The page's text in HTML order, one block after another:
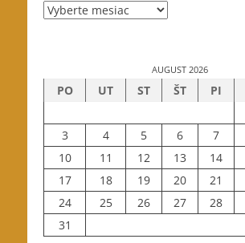
Archív
AUGUST 2026
PO UT ST ŠT PI
3
4 5 6 7
10
11 12 13 14
17
18 19 20 21
24
25 26 27 28
31